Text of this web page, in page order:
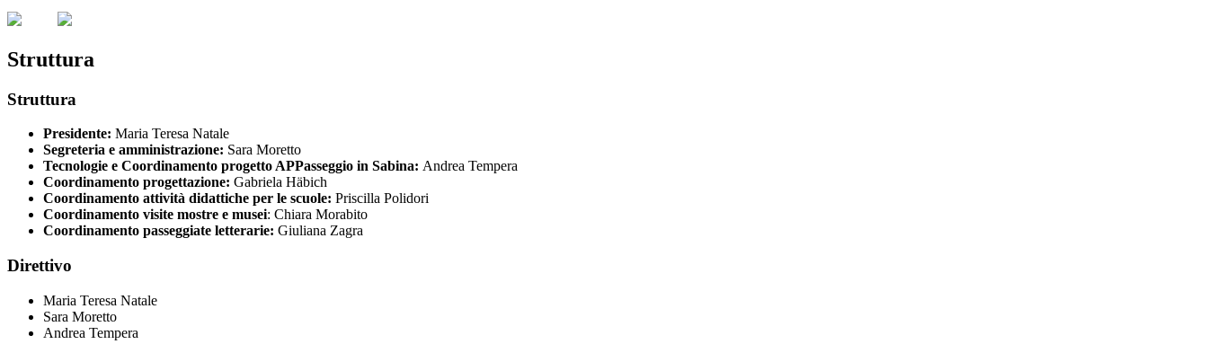
Struttura
Struttura
Presidente: Maria Teresa Natale
Segreteria e amministrazione: Sara Moretto
Tecnologie e Coordinamento progetto APPasseggio in Sabina: Andrea Tempera
Coordinamento progettazione: Gabriela Häbich
Coordinamento attività didattiche per le scuole: Priscilla Polidori
Coordinamento visite mostre e musei: Chiara Morabito
Coordinamento passeggiate letterarie: Giuliana Zagra
Direttivo
Maria Teresa Natale
Sara Moretto
Andrea Tempera